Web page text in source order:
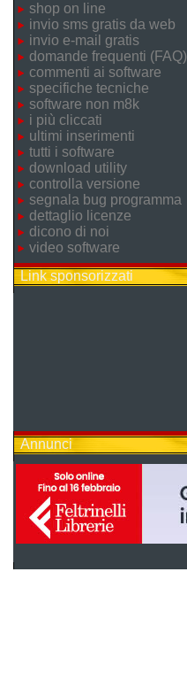
shop on line
invio sms gratis da web
invio e-mail gratis
domande frequenti (FAQ)
commenti ai software
specifiche tecniche
software non m8k
i più cliccati
ultimi inserimenti
tutti i software
download utility
controlla versione
segnala bug programma
dettaglio licenze
dicono di noi
video software
Link sponsorizzati
Annunci